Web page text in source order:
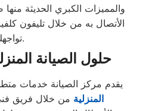
الأتصال به من خلال تليفون
تواجهك.
حلول الصيانة
يقدم مركز الصيانة خدمات
المنزلية من خلال فريق